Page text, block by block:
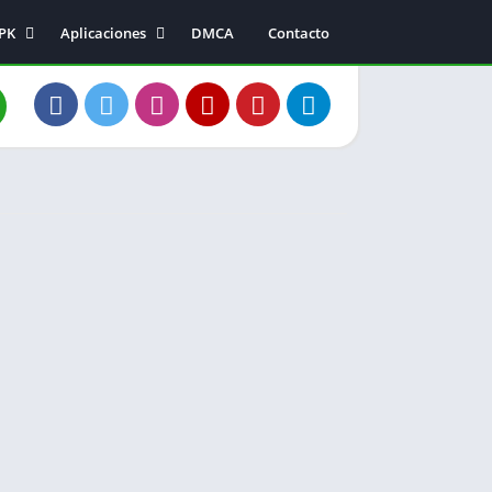
Aplicaciones
Música y audio
Entretenimiento
DMCA Contacto